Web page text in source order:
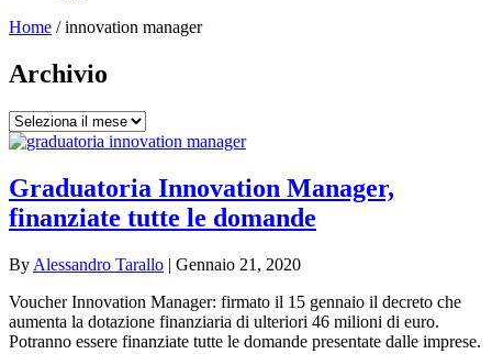
Home /innovation manager
Archivio
Archivio
Graduatoria Innovation Manager,
finanziate tutte le domande
By Alessandro Tarallo | Gennaio 21, 2020
Voucher Innovation Manager: firmato il 15 gennaio il decreto che
aumenta la dotazione finanziaria di ulteriori 46 milioni di euro.
Potranno essere finanziate tutte le domande presentate dalle imprese.